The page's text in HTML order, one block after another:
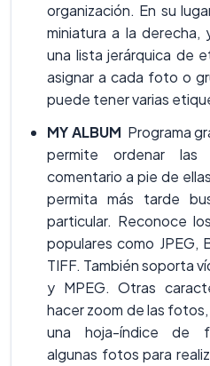
organización. En su
miniatura a la derecha,
una lista jerárquica de
asignar a cada foto o
puede tener varias
MY ALBUM Programa
permite ordenar
comentario a pie de
permita más tarde
particular. Reconoce
populares como JPEG,
TIFF. También soporta
y MPEG. Otras
hacer zoom de las
una hoja-índice de
algunas fotos para